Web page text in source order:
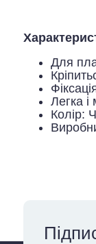
Для
Легка і
Колір: